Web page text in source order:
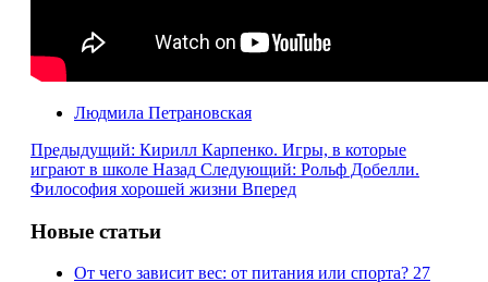
Людмила Петрановская
Предыдущий: Кирилл Карпенко. Игры, в которые
играют в школе Назад Следующий: Рольф Добелли.
Философия хорошей жизни Вперед
Новые статьи
От чего зависит вес: от питания или спорта? 27